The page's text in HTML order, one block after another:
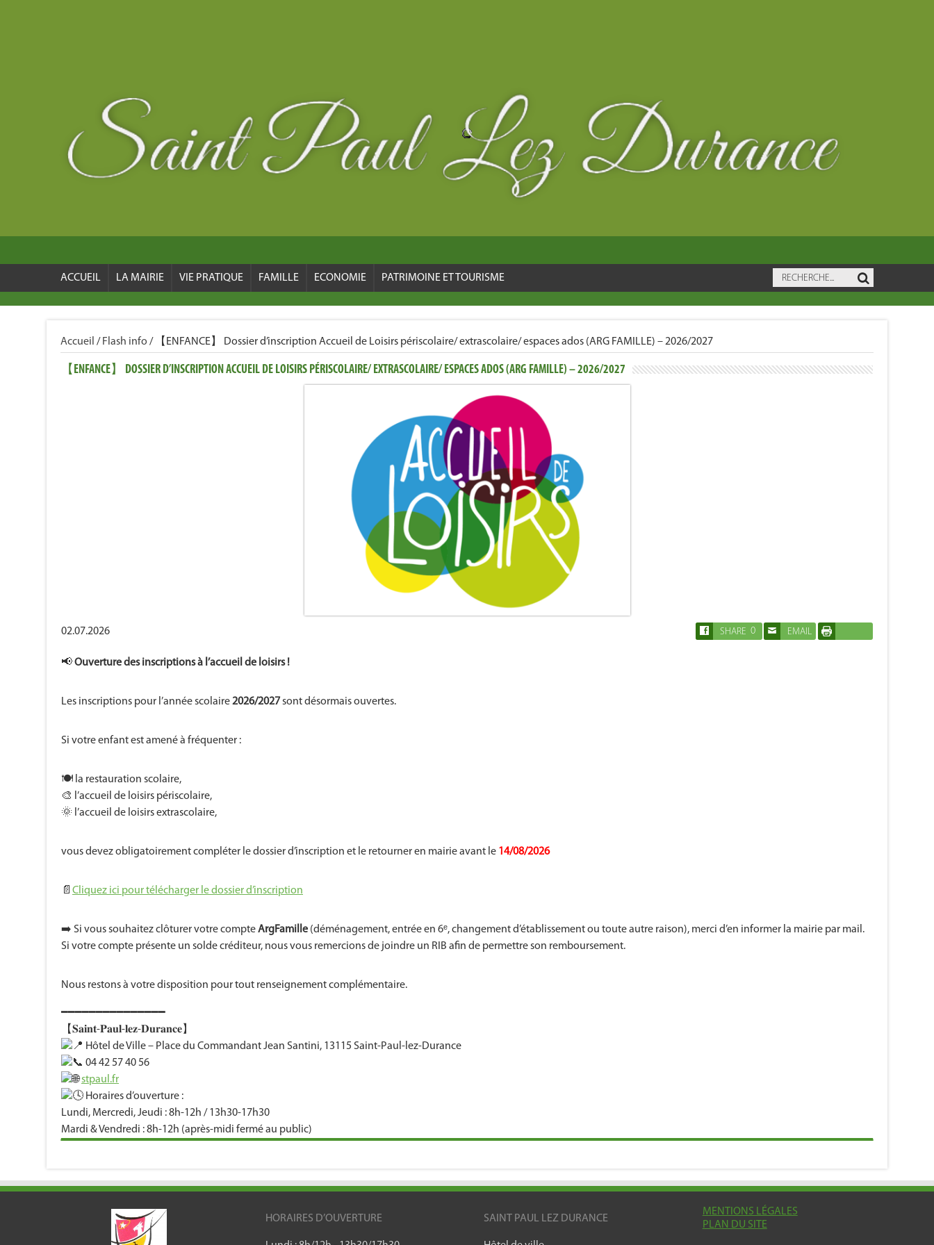
ACCUEIL LA MAIRIE VIE PRATIQUE FAMILLE ECONOMIE PATRIMOINE ET TOURISME
Accueil / Flash info / 【ENFANCE】 Dossier d’inscription Accueil de Loisirs périscolaire/ extrascolaire/ espaces ados (ARG FAMILLE) – 2026/2027
【ENFANCE】 DOSSIER D’INSCRIPTION ACCUEIL DE LOISIRS PÉRISCOLAIRE/ EXTRASCOLAIRE/ ESPACES ADOS (ARG FAMILLE) – 2026/2027
02.07.2026
SHARE 0 EMAIL
📢Ouverture des inscriptions à l’accueil de loisirs !
Les inscriptions pour l’année scolaire2026/2027sont désormais ouvertes.
Si votre enfant est amené à fréquenter :
🍽️ la restauration scolaire,
🎨 l’accueil de loisirs périscolaire,
🌞 l’accueil de loisirs extrascolaire,
vous devez obligatoirement compléter le dossier d’inscription et le retourner en mairie avant le 14/08/2026
📄 Cliquez ici pour télécharger le dossier d’inscription
➡️ Si vous souhaitez clôturer votre compteArgFamille (déménagement, entrée en 6ᵉ, changement d’établissement ou toute autre raison), merci d’en informer la mairie par mail.
Si votre compte présente un solde créditeur, nous vous remercions de joindre un RIB afin de permettre son remboursement.
Nous restons à votre disposition pour tout renseignement complémentaire.
━━━━━━━━━━━━━━━
【𝐒𝐚𝐢𝐧𝐭-𝐏𝐚𝐮𝐥-𝐥𝐞𝐳-𝐃𝐮𝐫𝐚𝐧𝐜𝐞】
Hôtel de Ville – Place du Commandant Jean Santini, 13115 Saint-Paul-lez-Durance
04 42 57 40 56
stpaul.fr
Horaires d’ouverture :
Lundi, Mercredi, Jeudi : 8h-12h / 13h30-17h30
Mardi & Vendredi : 8h-12h (après-midi fermé au public)
HORAIRES D’OUVERTURE SAINT PAUL LEZ DURANCE
MENTIONS LÉGALES
PLAN DU SITE